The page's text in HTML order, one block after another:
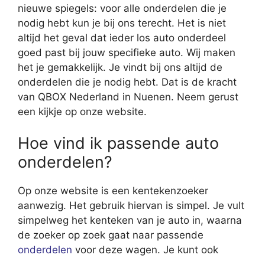
nieuwe spiegels: voor alle onderdelen die je
nodig hebt kun je bij ons terecht. Het is niet
altijd het geval dat ieder los auto onderdeel
goed past bij jouw specifieke auto. Wij maken
het je gemakkelijk. Je vindt bij ons altijd de
onderdelen die je nodig hebt. Dat is de kracht
van QBOX Nederland in Nuenen. Neem gerust
een kijkje op onze website.
Hoe vind ik passende auto
onderdelen?
Op onze website is een kentekenzoeker
aanwezig. Het gebruik hiervan is simpel. Je vult
simpelweg het kenteken van je auto in, waarna
de zoeker op zoek gaat naar passende
onderdelen voor deze wagen. Je kunt ook